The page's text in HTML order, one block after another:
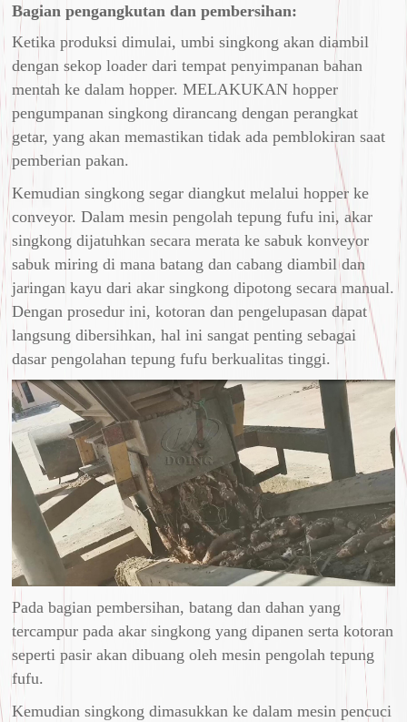
Bagian pengangkutan dan pembersihan:
Ketika produksi dimulai, umbi singkong akan diambil
dengan sekop loader dari tempat penyimpanan bahan
mentah ke dalam hopper. MELAKUKAN hopper
pengumpanan singkong dirancang dengan perangkat
getar, yang akan memastikan tidak ada pemblokiran saat
pemberian pakan.
Kemudian singkong segar diangkut melalui hopper ke
conveyor. Dalam mesin pengolah tepung fufu ini, akar
singkong dijatuhkan secara merata ke sabuk konveyor
sabuk miring di mana batang dan cabang diambil dan
jaringan kayu dari akar singkong dipotong secara manual.
Dengan prosedur ini, kotoran dan pengelupasan dapat
langsung dibersihkan, hal ini sangat penting sebagai
dasar pengolahan tepung fufu berkualitas tinggi.
Pada bagian pembersihan, batang dan dahan yang
tercampur pada akar singkong yang dipanen serta kotoran
seperti pasir akan dibuang oleh mesin pengolah tepung
fufu.
Kemudian singkong dimasukkan ke dalam mesin pencuci